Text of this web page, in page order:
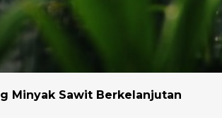
Hasil dan
Kolaborasi
dan
Minyak Sawit Berkelanjutan